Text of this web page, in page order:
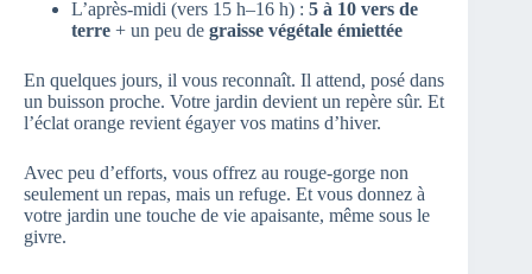
L’après-midi (vers 15 h–16 h) : 5 à 10 vers de
terre + un peu de graisse végétale émiettée
En quelques jours, il vous reconnaît. Il attend, posé dans
un buisson proche. Votre jardin devient un repère sûr. Et
l’éclat orange revient égayer vos matins d’hiver.
Avec peu d’efforts, vous offrez au rouge-gorge non
seulement un repas, mais un refuge. Et vous donnez à
votre jardin une touche de vie apaisante, même sous le
givre.